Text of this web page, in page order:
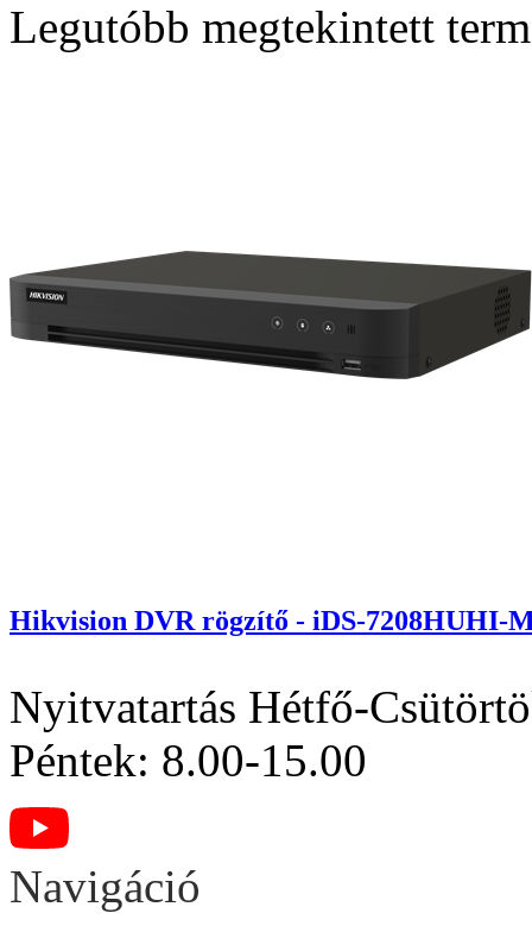
Legutóbb megtekintett
Hikvision DVR rögzítő - iDS-7208HUHI-
Nyitvatartás Hétfő-
Péntek: 8.00-15.00
Navigáció